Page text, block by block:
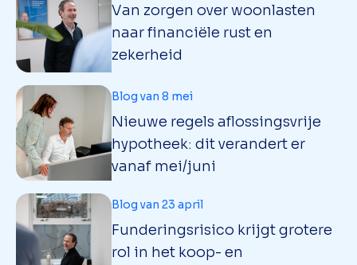
Van zorgen over woonlasten
naar financiële rust en
zekerheid
Nieuwe regels aflossingsvrije
hypotheek: dit verandert er
vanaf mei/juni
Blog van 8 mei
Funderingsrisico krijgt grotere
rol in het koop- en
Blog van 23 april